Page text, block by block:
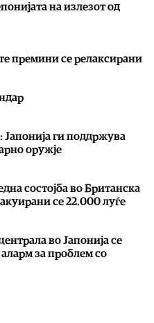
на излезот од
премини се релаксирани
Јапонија ги поддржува
оружје
состојба во Британска
се 22.000 луѓе
во Јапонија се
за проблем со